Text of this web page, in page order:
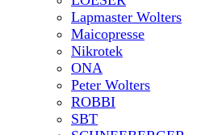
Lapmaster Wolters
Maicopresse
Nikrotek
ONA
Peter Wolters
ROBBI
SBT